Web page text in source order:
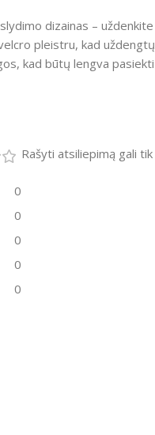
dizainas –
pleistru, kad
kad būtų lengva
0
0
0
0
0
Rašyti atsiliepimą gali